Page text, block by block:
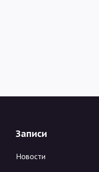
Записи
Новости